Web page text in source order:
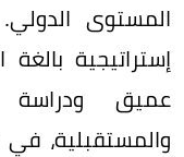
المستوى الدولي.
إستراتيجية
عميق ودراسة
والمستقبلية،